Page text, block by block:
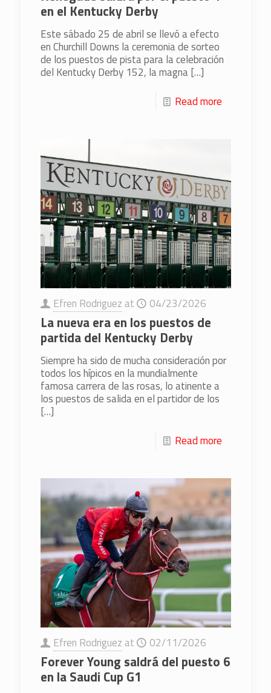
en el Kentucky Derby
Este sábado 25 de abril se llevó a efecto
en Churchill Downs la ceremonia de sorteo
de los puestos de pista para la celebración
del Kentucky Derby 152, la magna[…]
Read more
Efren Rodriguez at 04/23/2026
La nueva era en los puestos de
partida del Kentucky Derby
Siempre ha sido de mucha consideración por
todos los hípicos en la mundialmente
famosa carrera de las rosas, lo atinente a
los puestos de salida en el partidor de los
[…]
Read more
Efren Rodriguez at 02/11/2026
Forever Young saldrá del puesto 6
en la Saudi Cup G1